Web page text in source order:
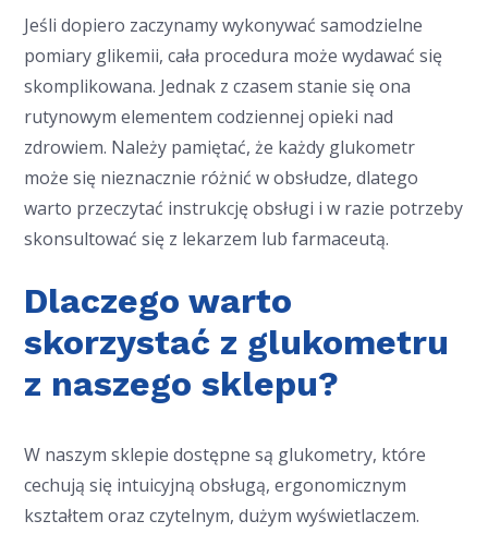
Jeśli dopiero zaczynamy wykonywać samodzielne
pomiary glikemii, cała procedura może wydawać się
skomplikowana. Jednak z czasem stanie się ona
rutynowym elementem codziennej opieki nad
zdrowiem. Należy pamiętać, że każdy glukometr
może się nieznacznie różnić w obsłudze, dlatego
warto przeczytać instrukcję obsługi i w razie potrzeby
skonsultować się z lekarzem lub farmaceutą.
Dlaczego warto
skorzystać z glukometru
z naszego sklepu?
W naszym sklepie dostępne są glukometry, które
cechują się intuicyjną obsługą, ergonomicznym
kształtem oraz czytelnym, dużym wyświetlaczem.